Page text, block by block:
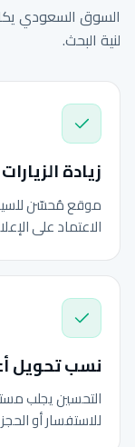
السوق السعودي
لنية البحث.
زيادة
موقع مُحسّن
الاعتماد على
نسب تحويل
التحسين يجلب
للاستفسار أو